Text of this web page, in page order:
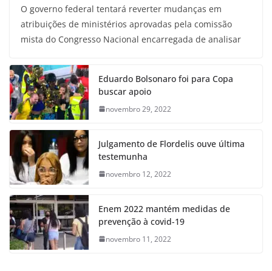
O governo federal tentará reverter mudanças em
atribuições de ministérios aprovadas pela comissão
mista do Congresso Nacional encarregada de analisar
Eduardo Bolsonaro foi para Copa
buscar apoio
novembro 29, 2022
Julgamento de Flordelis ouve última
testemunha
novembro 12, 2022
Enem 2022 mantém medidas de
prevenção à covid-19
novembro 11, 2022